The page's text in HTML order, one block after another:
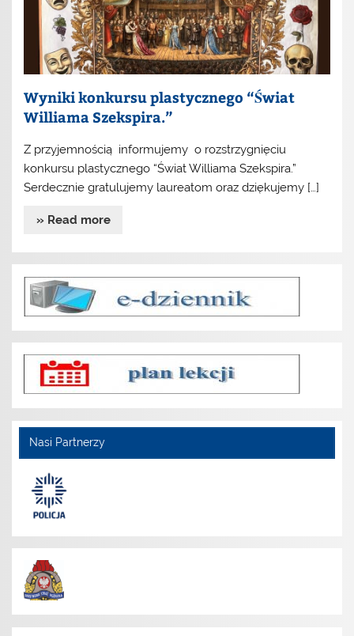
Wyniki konkursu plastycznego “Świat
Williama Szekspira.”
Z przyjemnością informujemy o rozstrzygnięciu
konkursu plastycznego “Świat Williama Szekspira.”
Serdecznie gratulujemy laureatom oraz dziękujemy […]
» Read more
Nasi Partnerzy